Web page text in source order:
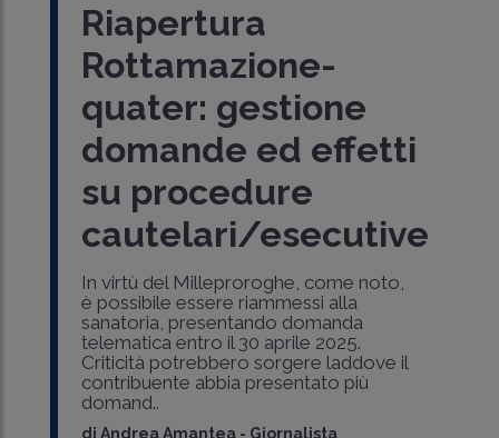
Riapertura
Rottamazione-
quater: gestione
domande ed effetti
su procedure
cautelari/esecutive
In virtù del Milleproroghe, come noto,
è possibile essere riammessi alla
sanatoria, presentando domanda
telematica entro il 30 aprile 2025.
Criticità potrebbero sorgere laddove il
contribuente abbia presentato più
domand..
diAndrea Amantea - Giornalista